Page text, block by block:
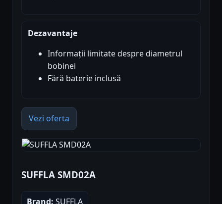
Dezavantaje
Informații limitate despre diametrul
bobinei
Fără baterie inclusă
Vezi oferta
SUFFLA SMD02A
Brand: SUFFLA